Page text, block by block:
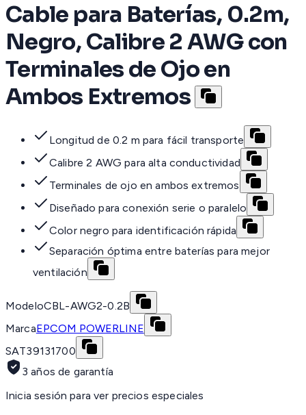
Cable para Baterías, 0.2m,
Negro, Calibre 2 AWG con
Terminales de Ojo en
Ambos Extremos
Longitud de 0.2 m para fácil transporte
Calibre 2 AWG para alta conductividad
Terminales de ojo en ambos extremos
Diseñado para conexión serie o paralelo
Color negro para identificación rápida
Separación óptima entre baterías para mejor
ventilación
ModeloCBL-AWG2-0.2B
MarcaEPCOM POWERLINE
SAT39131700
3 años de garantía
Inicia sesión para ver precios especiales